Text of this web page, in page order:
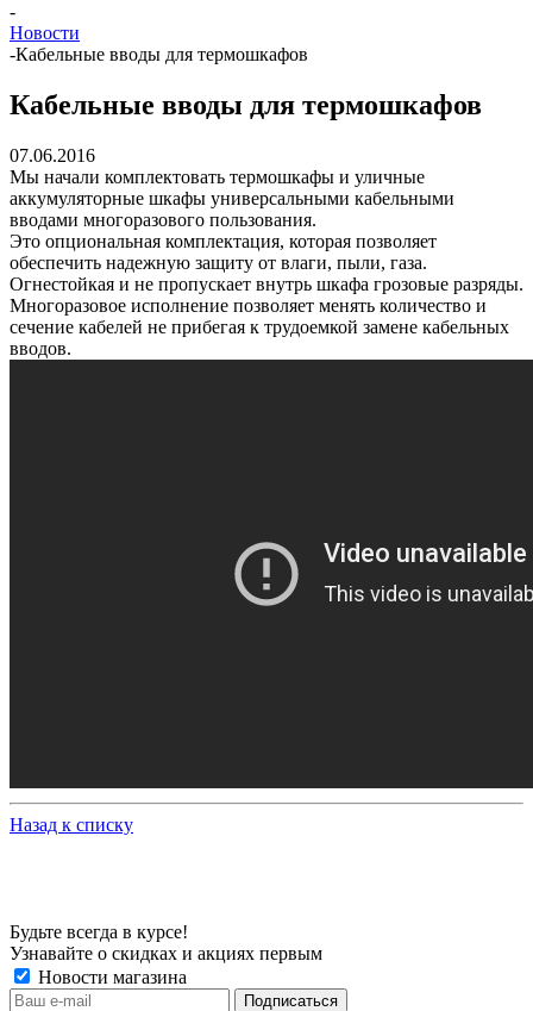
-
Новости
-Кабельные вводы для термошкафов
Кабельные вводы для термошкафов
07.06.2016
Мы начали комплектовать термошкафы и уличные
аккумуляторные шкафы универсальными кабельными
вводами многоразового пользования.
Это опциональная комплектация, которая позволяет
обеспечить надежную защиту от влаги, пыли, газа.
Огнестойкая и не пропускает внутрь шкафа грозовые разряды.
Многоразовое исполнение позволяет менять количество и
сечение кабелей не прибегая к трудоемкой замене кабельных
вводов.
Назад к списку
Будьте всегда в курсе!
Узнавайте о скидках и акциях первым
Новости магазина